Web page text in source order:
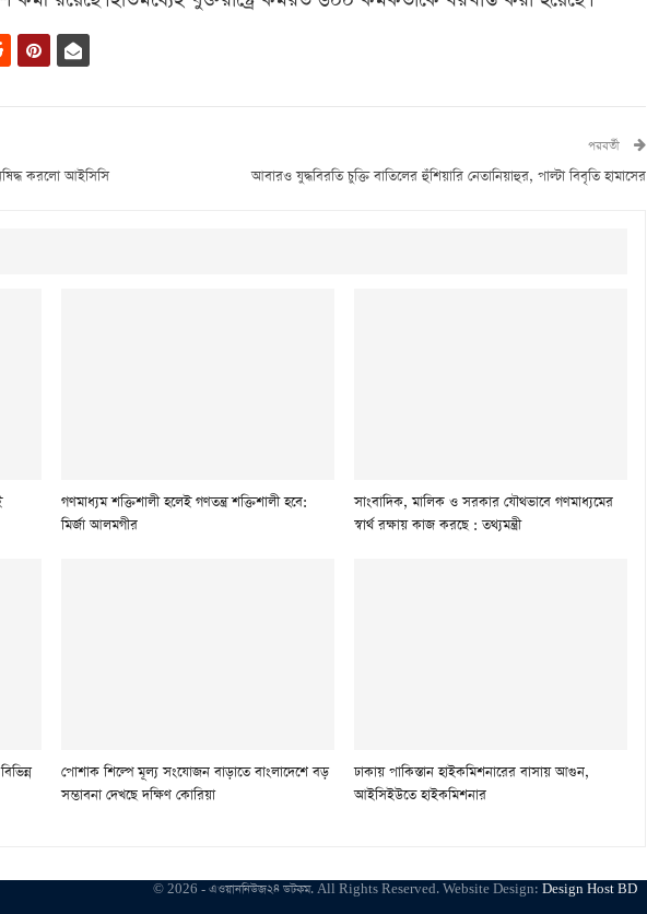
করলো আইসিসি
পরবর্তী
আবারও যুদ্ধবিরতি চুক্তি বাতিলের হুঁশিয়ারি নেতানিয়াহুর, পাল্টা বিবৃতি হামাসের
গণমাধ্যম শক্তিশালী হলেই গণতন্ত্র শক্তিশালী হবে:
মির্জা আলমগীর
সাংবাদিক, মালিক ও সরকার যৌথভাবে গণমাধ্যমের
স্বার্থ রক্ষায় কাজ করছে : তথ্যমন্ত্রী
পোশাক শিল্পে মূল্য সংযোজন বাড়াতে বাংলাদেশে বড়
সম্ভাবনা দেখছে দক্ষিণ কোরিয়া
ঢাকায় পাকিস্তান হাইকমিশনারের বাসায় আগুন,
আইসিইউতে হাইকমিশনার
© 2026 - এওয়াননিউজ২৪ ডটকম. All Rights Reserved. Website Design: Design Host BD